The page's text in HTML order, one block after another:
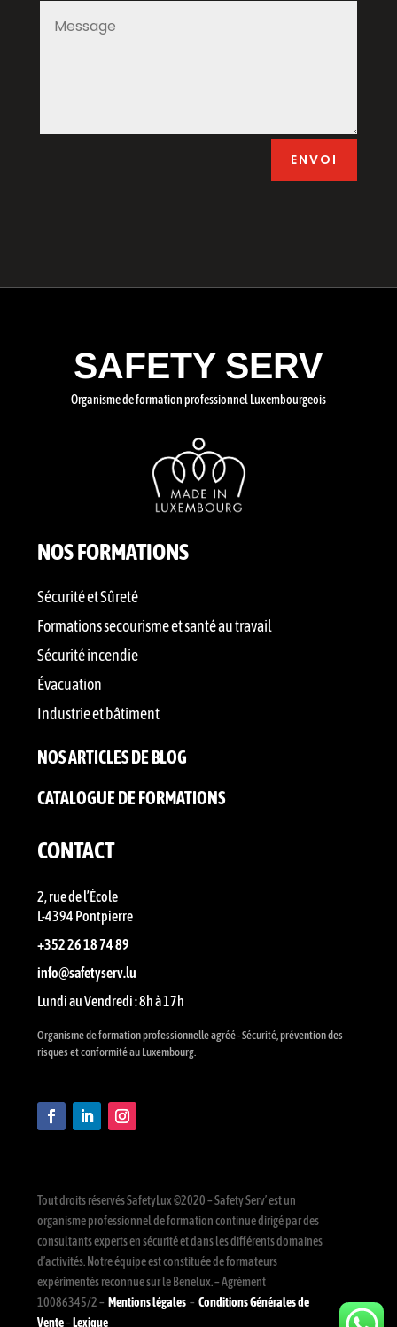
ENVOI
SAFETY SERV
Organisme de formation professionnel Luxembourgeois
NOS FORMATIONS
Sécurité et Sûreté
Formations secourisme et santé au travail
Sécurité incendie
Évacuation
Industrie et bâtiment
NOS ARTICLES DE BLOG
CATALOGUE DE FORMATIONS
CONTACT
2, rue de l’École
L-4394 Pontpierre
+352 26 18 74 89
info@safetyserv.lu
Lundi au Vendredi : 8h à 17h
Organisme de formation professionnelle agréé - Sécurité, prévention des
risques et conformité au Luxembourg.
Tout droits réservés SafetyLux ©2020 – Safety Serv’ est un
organisme professionnel de formation continue dirigé par des
consultants experts en sécurité et dans les différents domaines
d’activités. Notre équipe est constituée de formateurs
expérimentés reconnue sur le Benelux. – Agrément
10086345/2 – Mentions légales – Conditions Générales de
Vente– Lexique